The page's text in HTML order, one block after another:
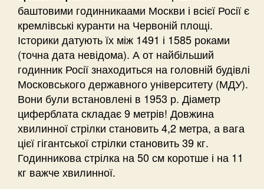
баштовими годинникаами Москви і всієї Росії є
кремлівські куранти на Червоній площі.
Історики датують їх між 1491 і 1585 роками
(точна дата невідома). А от найбільший
годинник Росії знаходиться на головній будівлі
Московського державного університету (МДУ).
Вони були встановлені в 1953 р. Діаметр
циферблата складає 9 метрів! Довжина
хвилинної стрілки становить 4,2 метра, а вага
цієї гігантської стрілки становить 39 кг.
Годинникова стрілка на 50 см коротше і на 11
кг важче хвилинної.